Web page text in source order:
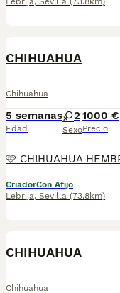
CHIHUAHUA
Chihuahua
5 semanas
Edad
2
Sexo
1000 €
Precio
CriadorCon Afijo
Lebrija, Sevilla (73.8km)
CHIHUAHUA
Chihuahua